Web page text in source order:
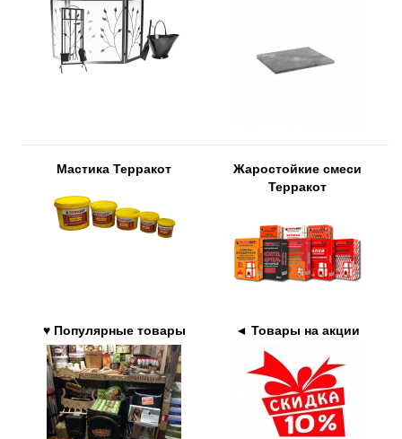
Мастика Терракот
Жаростойкие смеси
Терракот
♥ Популярные товары ◄ Товары на акции